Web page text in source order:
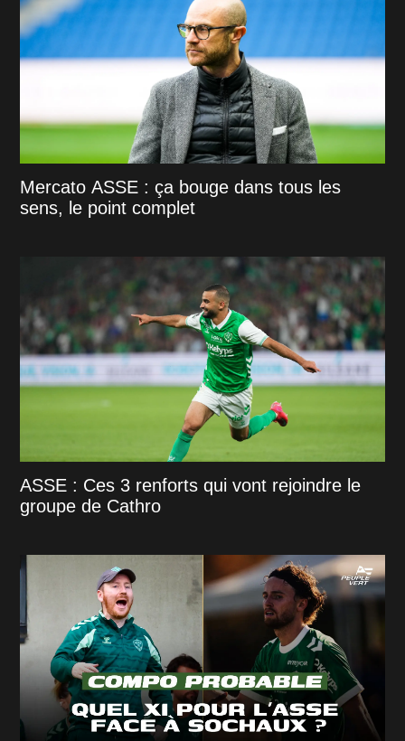
Mercato ASSE : ça bouge dans tous les
sens, le point complet
ASSE : Ces 3 renforts qui vont rejoindre le
groupe de Cathro